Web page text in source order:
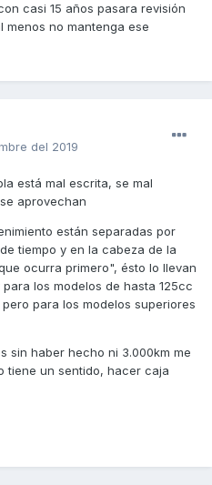
casi 15 años pasara revisión
menos no mantenga ese
del 2019
está mal escrita, se mal
aprovechan
están separadas por
tiempo y en la cabeza de la
ocurra primero", ésto lo llevan
los modelos de hasta 125cc
para los modelos superiores
sin haber hecho ni 3.000km me
tiene un sentido, hacer caja